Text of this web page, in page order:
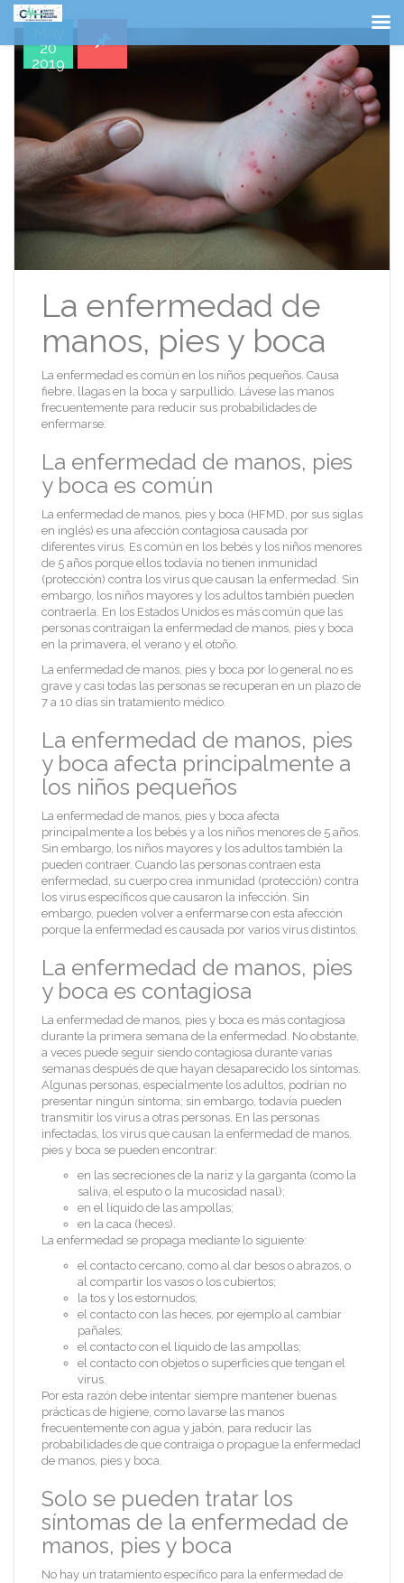
20
2019
La enfermedad de
manos, pies y boca
La enfermedad es común en los niños pequeños. Causa
fiebre, llagas en la boca y sarpullido. Lávese las manos
frecuentemente para reducir sus probabilidades de
enfermarse.
La enfermedad de manos, pies
y boca es común
La enfermedad de manos, pies y boca (HFMD, por sus siglas
en inglés) es una afección contagiosa causada por
diferentes virus. Es común en los bebés y los niños menores
de 5 años porque ellos todavía no tienen inmunidad
(protección) contra los virus que causan la enfermedad. Sin
embargo, los niños mayores y los adultos también pueden
contraerla. En los Estados Unidos es más común que las
personas contraigan la enfermedad de manos, pies y boca
en la primavera, el verano y el otoño.
La enfermedad de manos, pies y boca por lo general no es
grave y casi todas las personas se recuperan en un plazo de
7 a 10 días sin tratamiento médico.
La enfermedad de manos, pies
y boca afecta principalmente a
los niños pequeños
La enfermedad de manos, pies y boca afecta
principalmente a los bebés y a los niños menores de 5 años.
Sin embargo, los niños mayores y los adultos también la
pueden contraer. Cuando las personas contraen esta
enfermedad, su cuerpo crea inmunidad (protección) contra
los virus específicos que causaron la infección. Sin
embargo, pueden volver a enfermarse con esta afección
porque la enfermedad es causada por varios virus distintos.
La enfermedad de manos, pies
y boca es contagiosa
La enfermedad de manos, pies y boca es más contagiosa
durante la primera semana de la enfermedad. No obstante,
a veces puede seguir siendo contagiosa durante varias
semanas después de que hayan desaparecido los síntomas.
Algunas personas, especialmente los adultos, podrían no
presentar ningún síntoma; sin embargo, todavía pueden
transmitir los virus a otras personas. En las personas
infectadas, los virus que causan la enfermedad de manos,
pies y boca se pueden encontrar:
en las secreciones de la nariz y la garganta (como la
saliva, el esputo o la mucosidad nasal);
en el líquido de las ampollas;
en la caca (heces).
La enfermedad se propaga mediante lo siguiente:
el contacto cercano, como al dar besos o abrazos, o
al compartir los vasos o los cubiertos;
la tos y los estornudos;
el contacto con las heces, por ejemplo al cambiar
pañales;
el contacto con el líquido de las ampollas;
el contacto con objetos o superficies que tengan el
virus.
Por esta razón debe intentar siempre mantener buenas
prácticas de higiene, como lavarse las manos
frecuentemente con agua y jabón, para reducir las
probabilidades de que contraiga o propague la enfermedad
de manos, pies y boca.
Solo se pueden tratar los
síntomas de la enfermedad de
manos, pies y boca
No hay un tratamiento específico para la enfermedad de